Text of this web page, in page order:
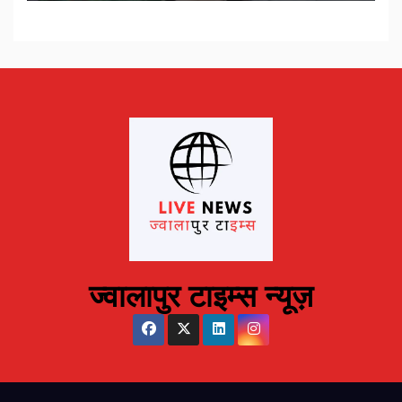
ज्वालापुर टाइम्स न्यूज़